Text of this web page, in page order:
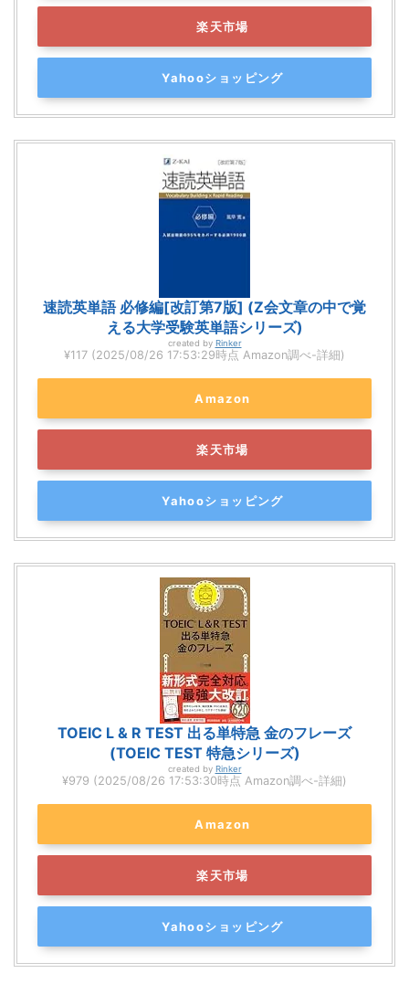
楽天市場
Yahooショッピング
速読英単語 必修編[改訂第7版] (Z会文章の中で覚
える大学受験英単語シリーズ)
created by Rinker
¥117 (2025/08/26 17:53:29時点 Amazon調べ-詳細)
Amazon
楽天市場
Yahooショッピング
TOEIC L & R TEST 出る単特急 金のフレーズ
(TOEIC TEST 特急シリーズ)
created by Rinker
¥979 (2025/08/26 17:53:30時点 Amazon調べ-詳細)
Amazon
楽天市場
Yahooショッピング